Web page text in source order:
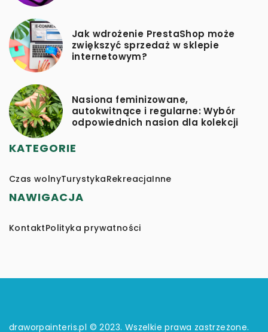
Jak wdrożenie PrestaShop może
zwiększyć sprzedaż w sklepie
internetowym?
Nasiona feminizowane,
autokwitnące i regularne: Wybór
odpowiednich nasion dla kolekcji
KATEGORIE
Czas wolnyTurystykaRekreacjaInne
NAWIGACJA
KontaktPolityka prywatności
draworpainteris.pl © 2023. Wszelkie prawa zastrzeżone.